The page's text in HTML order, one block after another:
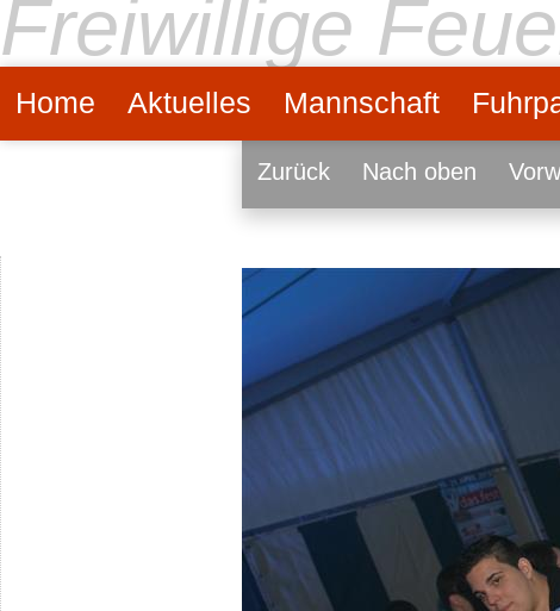
Freiwillige
Home Aktuelles Mannschaft
Zurück Nach oben